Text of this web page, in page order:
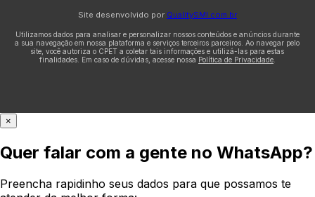
Site desenvolvido por QualitySMI.com.br
Utilizamos dados para analisar e personalizar nossos conteúdos e anúncios durante
a sua navegação em nossa plataforma e serviços terceiros parceiros. Ao navegar pelo
site, você autoriza o CPET a coletar tais informações e utilizá-las para estas
finalidades. Em caso de dúvidas, acesse nossa Política de Privacidade
×
Quer falar com a gente no WhatsApp?
Preencha rapidinho seus dados para que possamos te